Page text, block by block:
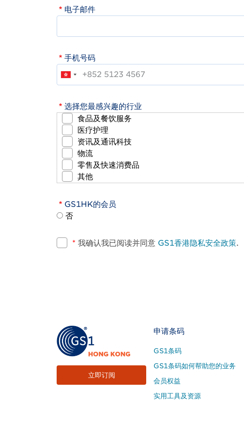
电子邮件
手机号码
选择您最感兴趣的行业
食品及餐饮服务
医疗护理
资讯及通讯科技
物流
零售及快速消费品
其他
GS1HK的会员
否
* 我确认我已阅读并同意 GS1香港隐私安全政策.
立即订阅
Footer
Site
Menu
申请条码
GS1条码
GS1条码如何帮助您的业务
会员权益
实用工具及资源